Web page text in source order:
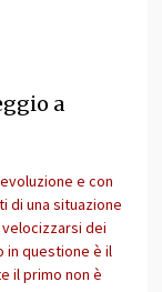
a
e con
di una situazione
dei
in questione è il
il primo non è